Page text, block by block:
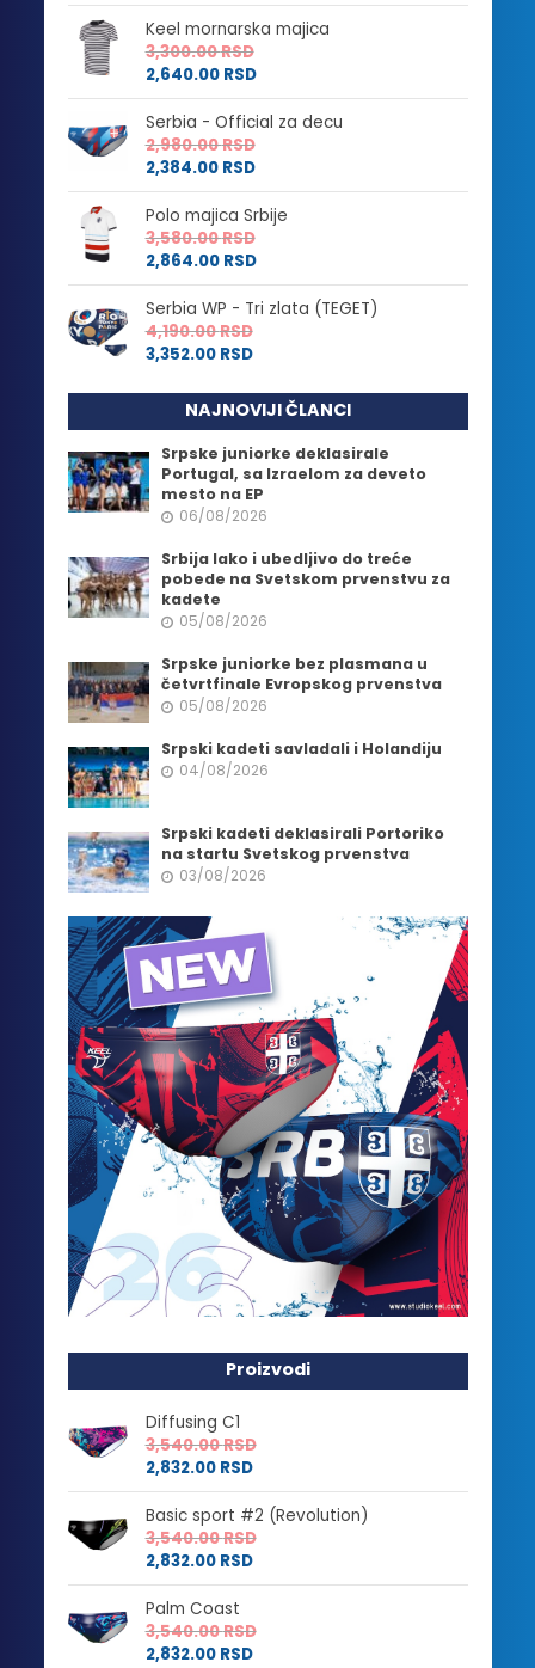
Keel mornarska majica
3,300.00RSD
2,640.00 RSD
Serbia - Official za decu
2,980.00RSD
2,384.00 RSD
Polo majica Srbije
3,580.00RSD
2,864.00 RSD
Serbia WP - Tri zlata (TEGET)
4,190.00RSD
3,352.00 RSD
NAJNOVIJI ČLANCI
Srpske juniorke deklasirale
Portugal, sa Izraelom za deveto
mesto na EP
06/08/2026
Srbija lako i ubedljivo do treće
pobede na Svetskom prvenstvu za
kadete
05/08/2026
Srpske juniorke bez plasmana u
četvrtfinale Evropskog prvenstva
05/08/2026
Srpski kadeti savladali i Holandiju
04/08/2026
Srpski kadeti deklasirali Portoriko
na startu Svetskog prvenstva
03/08/2026
Proizvodi
Diffusing C1
3,540.00RSD
2,832.00 RSD
Basic sport #2 (Revolution)
3,540.00RSD
2,832.00 RSD
Palm Coast
3,540.00RSD
2,832.00 RSD